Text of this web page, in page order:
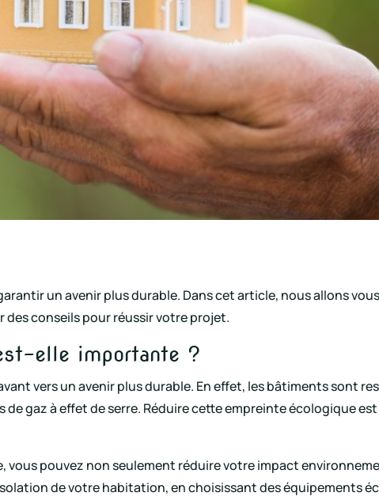
un avenir plus durable. Dans cet article, nous allons
conseils pour réussir votre projet.
elle importante ?
vers un avenir plus durable. En effet, les bâtiments sont
gaz à effet de serre. Réduire cette empreinte écologique
pouvez non seulement réduire votre impact
de votre habitation, en choisissant des équipements